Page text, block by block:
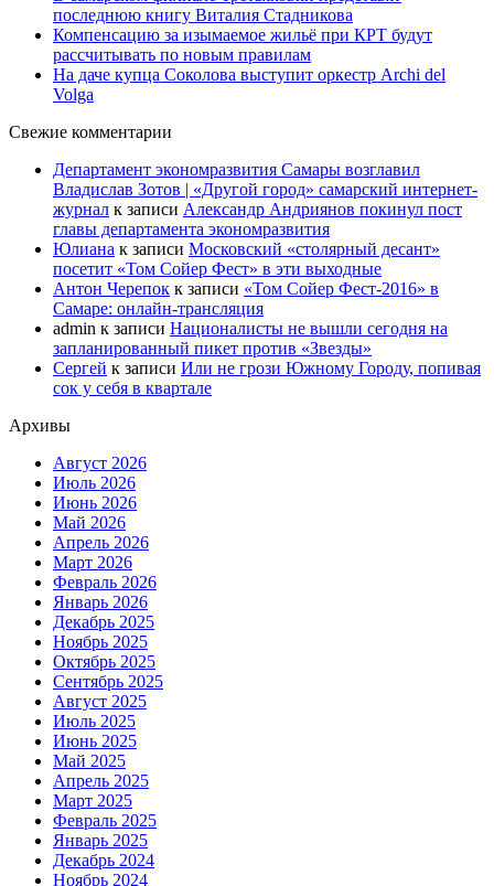
последнюю книгу Виталия Стадникова
Компенсацию за изымаемое жильё при КРТ будут
рассчитывать по новым правилам
На даче купца Соколова выступит оркестр Archi del
Volga
Свежие комментарии
Департамент экономразвития Самары возглавил
Владислав Зотов | «Другой город» самарский интернет-
журнал к записи Александр Андриянов покинул пост
главы департамента экономразвития
Юлиана к записи Московский «столярный десант»
посетит «Том Сойер Фест» в эти выходные
Антон Черепок к записи «Том Сойер Фест-2016» в
Самаре: онлайн-трансляция
admin к записи Националисты не вышли сегодня на
запланированный пикет против «Звезды»
Сергей к записи Или не грози Южному Городу, попивая
сок у себя в квартале
Архивы
Август 2026
Июль 2026
Июнь 2026
Май 2026
Апрель 2026
Март 2026
Февраль 2026
Январь 2026
Декабрь 2025
Ноябрь 2025
Октябрь 2025
Сентябрь 2025
Август 2025
Июль 2025
Июнь 2025
Май 2025
Апрель 2025
Март 2025
Февраль 2025
Январь 2025
Декабрь 2024
Ноябрь 2024